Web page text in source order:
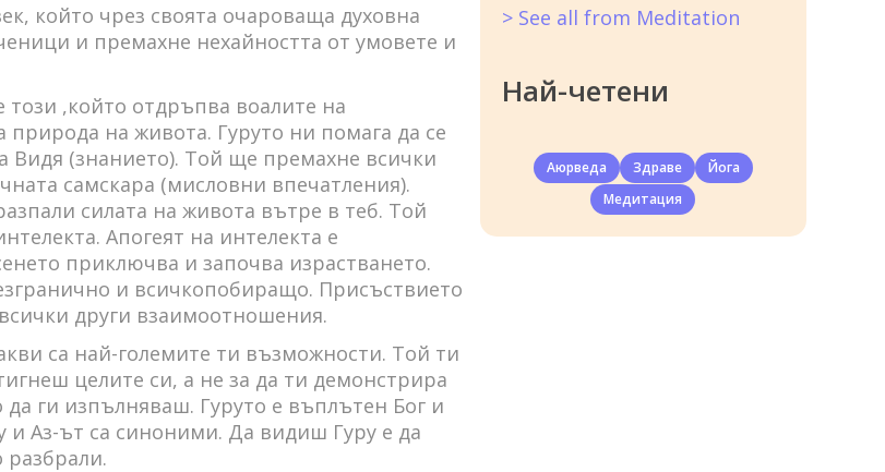
който чрез своята очароваща духовна
и премахне нехайността от умовете и
,който отдръпва воалите на
на живота. Гуруто ни помага да се
Видя (знанието). Той ще премахне всички
самскара (мисловни впечатления).
силата на живота вътре в теб. Той
Апогеят на интелекта е
приключва и започва израстването.
и всичкопобиращо. Присъствието
други взаимоотношения.
са най-големите ти възможности. Той ти
целите си, а не за да ти демонстрира
ги изпълняваш. Гуруто е въплътен Бог и
и Аз-ът са синоними. Да видиш Гуру е да
разбрали.
> See all from Meditation
Най-четени
Аюрведа Здраве
Йога
Медитация